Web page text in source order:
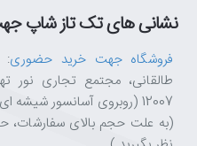
نشانی های تک تاز شاپ
فروشگاه جهت خرید حضوری:
طالقانی، مجتمع تجاری نور
12007 (روبروی آسانسور شیشه ای)